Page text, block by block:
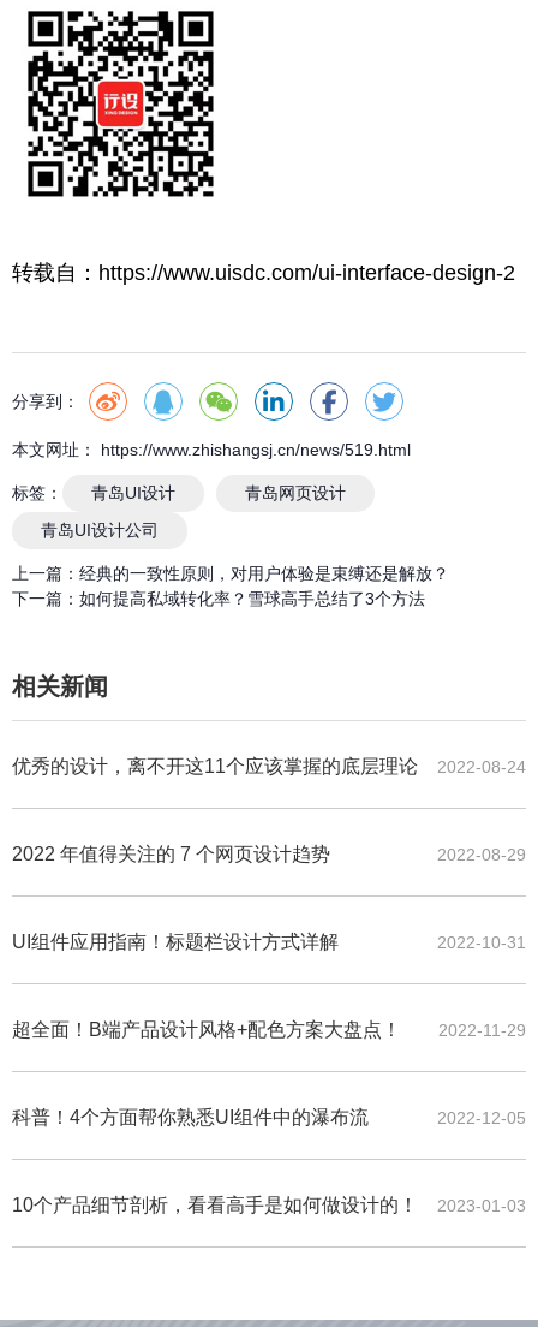
转载自：https://www.uisdc.com/ui-interface-design-2
分享到：
本文网址： https://www.zhishangsj.cn/news/519.html
标签： 青岛UI设计
青岛网页设计
青岛UI设计公司
上一篇： 经典的一致性原则，对用户体验是束缚还是解放？
下一篇： 如何提高私域转化率？雪球高手总结了3个方法
相关新闻
2022-08-24
优秀的设计，离不开这11个应该掌握的底层理论
2022-08-29
2022 年值得关注的 7 个网页设计趋势
2022-10-31
UI组件应用指南！标题栏设计方式详解
2022-11-29
超全面！B端产品设计风格+配色方案大盘点！
2022-12-05
科普！4个方面帮你熟悉UI组件中的瀑布流
2023-01-03
10个产品细节剖析，看看高手是如何做设计的！